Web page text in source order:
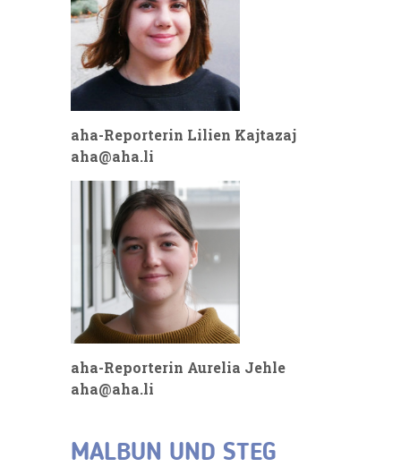
aha-Reporterin Lilien Kajtazaj
aha@aha.li
aha-Reporterin Aurelia Jehle
aha@aha.li
MALBUN UND STEG